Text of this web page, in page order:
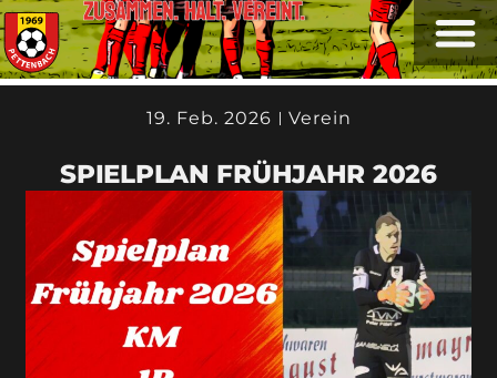
ZUSAMMEN. HALT. VEREINT.
19. Feb. 2026 Verein
SPIELPLAN FRÜHJAHR 2026